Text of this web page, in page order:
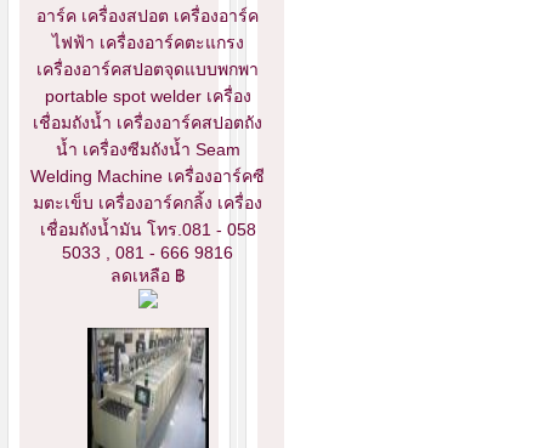
อาร์ค เครื่องสปอต เครื่องอาร์ค
ไฟฟ้า เครื่องอาร์คตะแกรง
เครื่องอาร์คสปอตจุดแบบพกพา
portable spot welder เครื่อง
เชื่อมถังน้ำ เครื่องอาร์คสปอตถัง
น้ำ เครื่องซีมถังน้ำ Seam
Welding Machine เครื่องอาร์คซี
มตะเข็บ เครื่องอาร์คกลิ้ง เครื่อง
เชื่อมถังน้ำมัน โทร.081 - 058
5033 , 081 - 666 9816
ลดเหลือ ฿